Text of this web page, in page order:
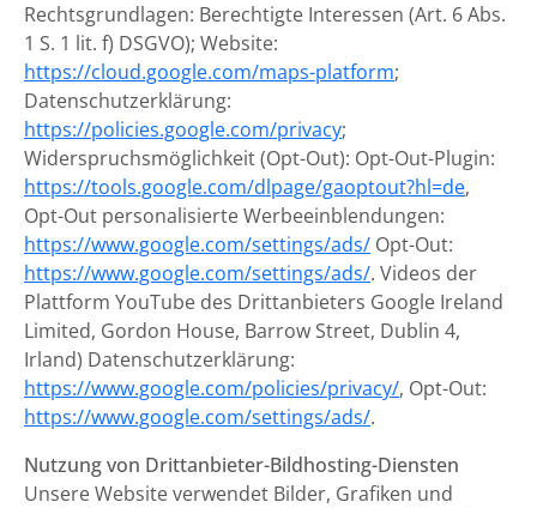
Rechtsgrundlagen: Berechtigte Interessen (Art. 6 Abs.
1 S. 1 lit. f) DSGVO); Website:
https://cloud.google.com/maps-platform;
Datenschutzerklärung:
https://policies.google.com/privacy;
Widerspruchsmöglichkeit (Opt-Out): Opt-Out-Plugin:
https://tools.google.com/dlpage/gaoptout?hl=de,
Opt-Out personalisierte Werbeeinblendungen:
https://www.google.com/settings/ads/ Opt-Out:
https://www.google.com/settings/ads/. Videos der
Plattform YouTube des Drittanbieters Google Ireland
Limited, Gordon House, Barrow Street, Dublin 4,
Irland) Datenschutzerklärung:
https://www.google.com/policies/privacy/, Opt-Out:
https://www.google.com/settings/ads/.
Nutzung von Drittanbieter-Bildhosting-Diensten
Unsere Website verwendet Bilder, Grafiken und